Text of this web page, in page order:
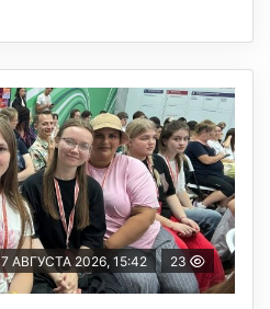
7 АВГУСТА 2026, 15:42 23